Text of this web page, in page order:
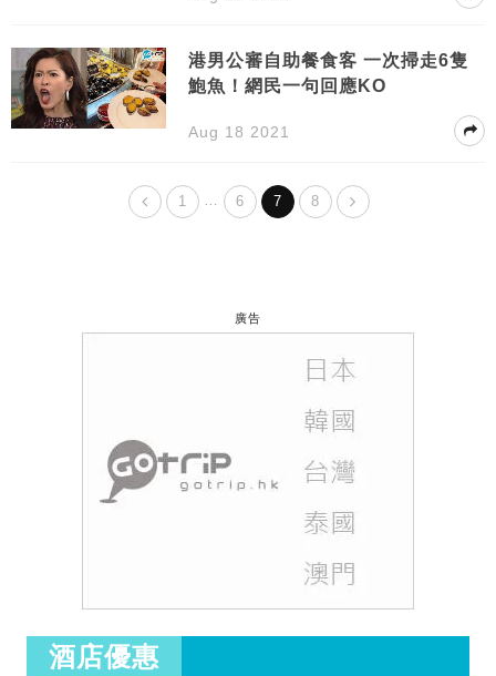
港男公審自助餐食客 一次掃走6隻
鮑魚！網民一句回應KO
Aug 18 2021
1 … 6 7 8
廣告
酒店優惠